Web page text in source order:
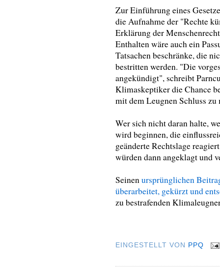
Zur Einführung eines
die Aufnahme der "Rechte
Erklärung der
Enthalten wäre auch ein
Tatsachen beschränke, die
bestritten werden. "Die
angekündigt", schreibt
Klimaskeptiker die Chance
mit dem Leugnen Schluss zu
Wer sich nicht daran halte,
wird beginnen, die
geänderte Rechtslage
würden dann angeklagt und
Seinen ursprünglichen
überarbeitet, gekürzt und
zu bestrafenden
EINGESTELLT VON PPQ